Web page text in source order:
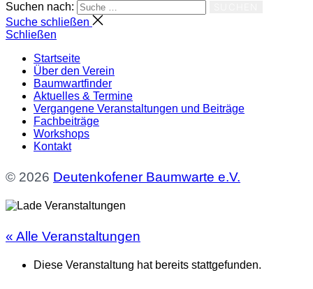
Suchen nach:
Suche schließen
Schließen
Startseite
Über den Verein
Baumwartfinder
Aktuelles & Termine
Vergangene Veranstaltungen und Beiträge
Fachbeiträge
Workshops
Kontakt
© 2026 Deutenkofener Baumwarte e.V.
« Alle Veranstaltungen
Diese Veranstaltung hat bereits stattgefunden.